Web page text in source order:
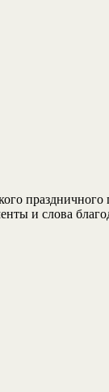
и слова